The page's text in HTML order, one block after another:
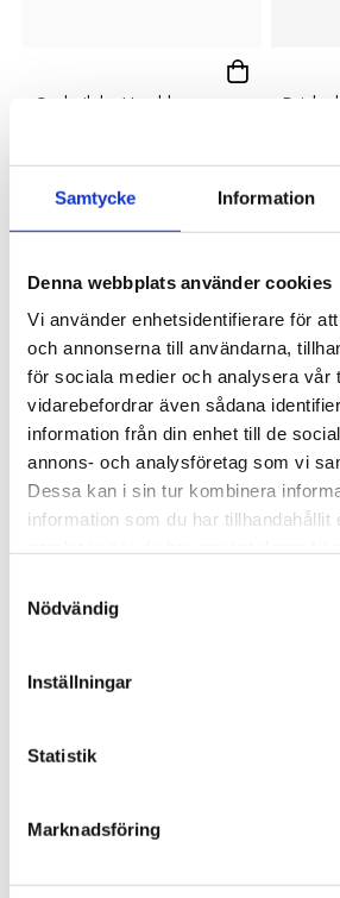
Samtycke Information
Denna webbplats använder cookies
Vi använder enhetsidentifierare för
och annonserna till användarna,
för sociala medier och analysera vår
vidarebefordrar även sådana
information från din enhet till de
annons- och analysföretag som vi
Dessa kan i sin tur kombinera
information som du har tillhandahållit
Nödvändig
Inställningar
Statistik
Marknadsföring
Cocktailglas Harold
Dricksglas Marocko grappa
grön
59 kr
79 kr
WIKHOLM FORM
Dricksglas Cleo Bärnsten